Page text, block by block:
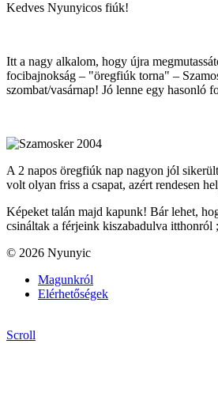
Kedves Nyunyicos fiúk!
Itt a nagy alkalom, hogy újra
focibajnokság – "öregfiúk torna" –
szombat/vasárnap! Jó lenne egy hasonló
A 2 napos öregfiúk nap nagyon jól
volt olyan friss a csapat, azért rendesen
Képeket talán majd kapunk! Bár lehet,
csináltak a férjeink kiszabadulva itthonról
© 2026 Nyunyic
Magunkról
Elérhetőségek
Scroll